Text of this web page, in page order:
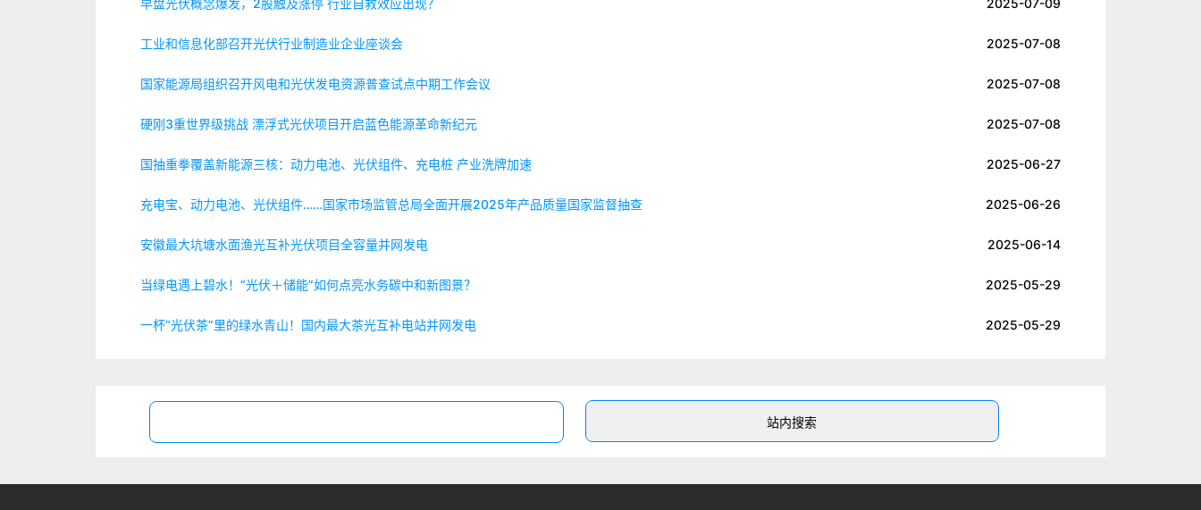
早盘光伏概念爆发，2股触及涨停 行业自救效应出现？ 2025-07-09
工业和信息化部召开光伏行业制造业企业座谈会 2025-07-08
国家能源局组织召开风电和光伏发电资源普查试点中期工作会议 2025-07-08
硬刚3重世界级挑战 漂浮式光伏项目开启蓝色能源革命新纪元 2025-07-08
国抽重拳覆盖新能源三核：动力电池、光伏组件、充电桩 产业洗牌加速 2025-06-27
充电宝、动力电池、光伏组件……国家市场监管总局全面开展2025年产品质量国家监督抽查 2025-06-26
安徽最大坑塘水面渔光互补光伏项目全容量并网发电 2025-06-14
当绿电遇上碧水！“光伏＋储能”如何点亮水务碳中和新图景？ 2025-05-29
一杯“光伏茶”里的绿水青山！国内最大茶光互补电站并网发电 2025-05-29